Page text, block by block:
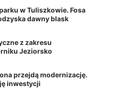
w Tuliszkowie. Fosa
dawny blask
z zakresu
Jeziorsko
przejdą modernizację.
inwestycji